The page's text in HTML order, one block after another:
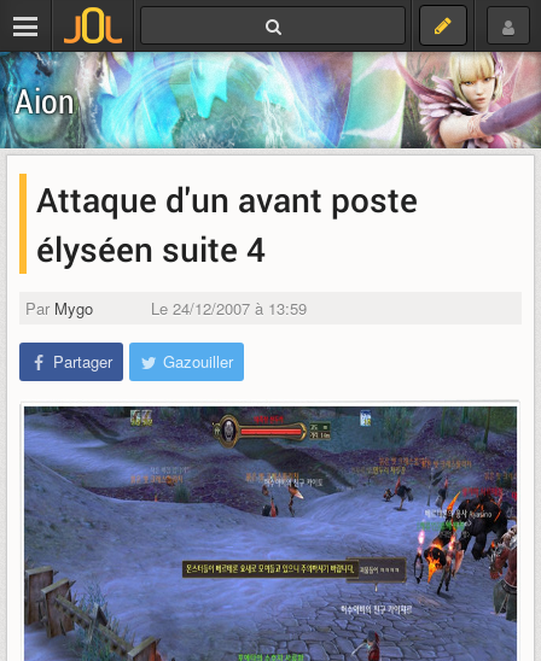
Aion
Attaque d'un avant poste
élyséen suite 4
Par Mygo Le 24/12/2007 à 13:59
Partager Gazouiller